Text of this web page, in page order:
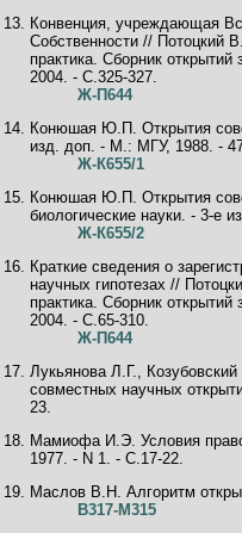
Конвенция, учреждающая
Собственности // Потоцкий
практика. Сборник
2004. - C.325-327.
Ж-П644
Конюшая Ю.П. Открытия
изд. доп. - М.: МГУ, 1988. -
Ж-К655/1
Конюшая Ю.П. Открытия
биологические науки. - 3-е
Ж-К655/2
Краткие сведения о
научных гипотезах //
практика. Сборник
2004. - C.65-310.
Ж-П644
Лукьянова Л.Г.,
совместных научных
23.
Мамиофа И.Э. Условия
1977. - N 1. - C.17-22.
Маслов В.Н. Алгоритм
В317-М315